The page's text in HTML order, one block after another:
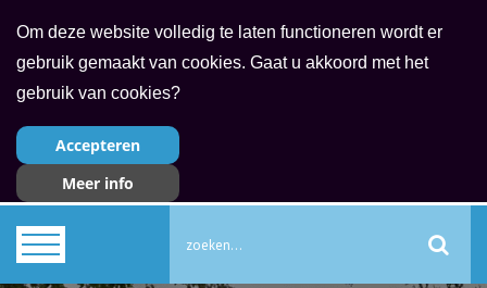
Om deze website volledig te laten functioneren wordt er
gebruik gemaakt van cookies. Gaat u akkoord met het
gebruik van cookies?
Accepteren
Meer info